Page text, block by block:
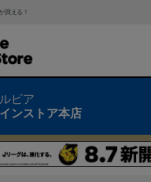
買える！
ビア
ンストア本店